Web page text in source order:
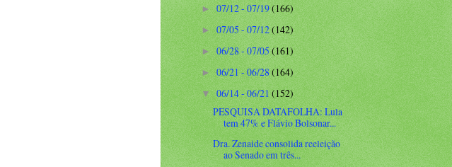
►07/12 - 07/19(166)
►07/05 - 07/12(142)
►06/28 - 07/05(161)
►06/21 - 06/28(164)
▼06/14 - 06/21(152)
PESQUISA DATAFOLHA: Lula
tem 47% e Flávio Bolsonar...
Dra. Zenaide consolida reeleição
ao Senado em três...